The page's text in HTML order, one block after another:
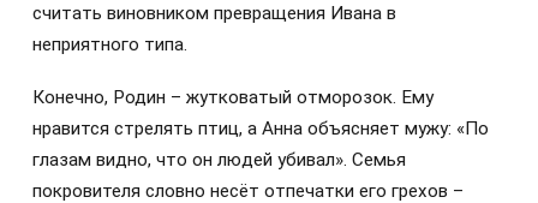
считать виновником превращения Ивана в
неприятного типа.
Конечно, Родин – жутковатый отморозок. Ему
нравится стрелять птиц, а Анна объясняет мужу: «По
глазам видно, что он людей убивал». Семья
покровителя словно несёт отпечатки его грехов –